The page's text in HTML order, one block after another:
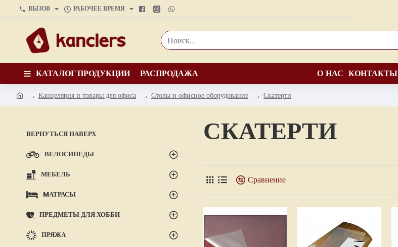
ВЫЗОВ РАБОЧЕЕ ВРЕМЯ
Поиск...
КАТАЛОГ ПРОДУКЦИИ РАСПРОДАЖА О НАС КОНТАКТЫ
Канцелярия и товары для офиса Столы и офисное оборудование Скатерти
ВЕРНУТЬСЯ НАВЕРХ
ВЕЛОСИПЕДЫ
МЕБЕЛЬ
MАТРАСЫ
ПРЕДМЕТЫ ДЛЯ ХОББИ
ПРЯЖА
СКАТЕРТИ
Сравнение